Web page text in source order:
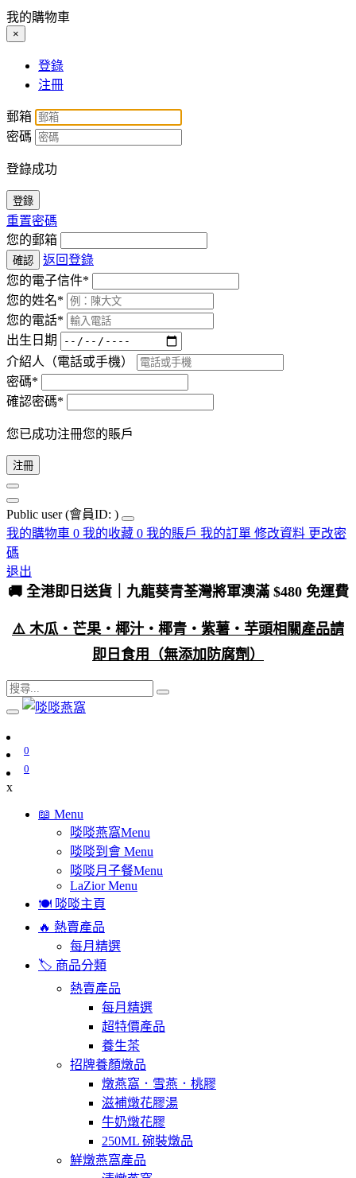
我的購物車
×
登錄
注冊
郵箱
密碼
登錄成功
登錄
重置密碼
您的郵箱
確認
返回登錄
您的電子信件*
您的姓名*
您的電話*
出生日期
介紹人（電話或手機）
密碼*
確認密碼*
您已成功注冊您的賬戶
注冊
Public user (會員ID: )
我的購物車 0 我的收藏 0 我的賬戶 我的訂單 修改資料 更改密
碼
退出
🚚 全港即日送貨｜九龍葵青荃灣將軍澳滿 $480 免運費
⚠️ 木瓜・芒果・椰汁・椰青・紫薯・芋頭相關產品請
即日食用（無添加防腐劑）
0
0
x
📖 Menu
啖啖燕窩Menu
啖啖到會 Menu
啖啖月子餐Menu
LaZior Menu
🍽️ 啖啖主頁
🔥 熱賣產品
每月精選
🏷️ 商品分類
熱賣產品
每月精選
超特價產品
養生茶
招牌養顏燉品
燉燕窩．雪燕．桃膠
滋補燉花膠湯
牛奶燉花膠
250ML 碗裝燉品
鮮燉燕窩產品